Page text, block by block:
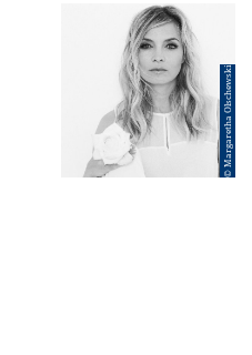
© Margaretha Olschewski